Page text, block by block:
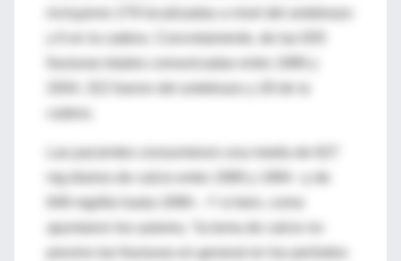
848 mg/día hasta 1999–. Y si bien, como
apuntaron los autores, “la toma de calcio no
previno las fracturas en general en los períodos